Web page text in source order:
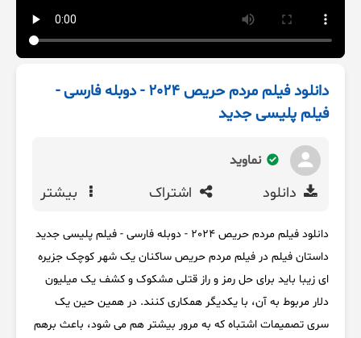
دانلود فیلم مردم حریص 2024 - دوبله فارسی -
فیلم پلیسی جدید
نماوید
دانلود اشتراک بیشتر
دانلود فیلم مردم حریص 2024 - دوبله فارسی - فیلم پلیسی جدید
داستان فیلم در فیلم مردم حریص ساکنان یک شهر کوچک جزیره
ای زیبا باید برای حل رمز و راز قتلی مشکوک و کشف یک میلیون
دلار مربوط به آن، با یکدیگر همکاری کنند. در همین حین یک
سری تصمیمات اشتباه که به مرور بیشتر هم می شود، باعث برهم